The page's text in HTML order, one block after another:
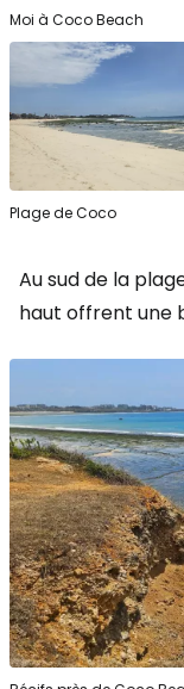
Moi à Coco Beach
Plage de Coco
Au sud de la
haut offrent une